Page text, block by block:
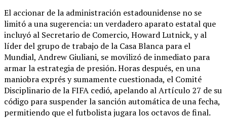
El accionar de la administración estadounidense no se
limitó a una sugerencia: un verdadero aparato estatal que
incluyó al Secretario de Comercio, Howard Lutnick, y al
líder del grupo de trabajo de la Casa Blanca para el
Mundial, Andrew Giuliani, se movilizó de inmediato para
armar la estrategia de presión. Horas después, en una
maniobra exprés y sumamente cuestionada, el Comité
Disciplinario de la FIFA cedió, apelando al Artículo 27 de su
código para suspender la sanción automática de una fecha,
permitiendo que el futbolista jugara los octavos de final.